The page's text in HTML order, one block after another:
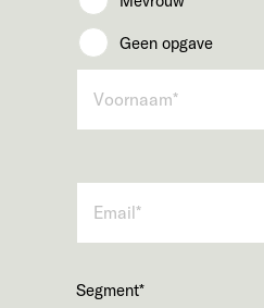
Geen opgave
Segment*